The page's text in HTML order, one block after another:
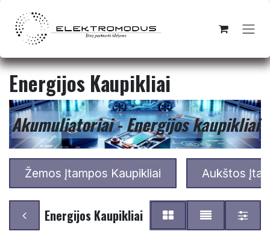
Energijos Kaupikliai
Akumuliatoriai - Energijos kaupikliai
Žemos Įtampos Kaupikliai Aukštos
Energijos Kaupikliai